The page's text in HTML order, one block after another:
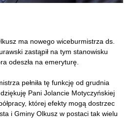
ma nowego wiceburmistrza ds.
zastąpił na tym stanowisku
odeszła na emeryturę.
pełniła tę funkcję od grudnia
Pani Jolancie Motyczyńskiej
której efekty mogą dostrzec
i Gminy Olkusz w postaci tak wielu